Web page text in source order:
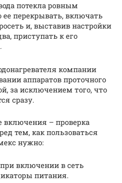
потекла ровным
перекрывать, включать
и, выставив настройки
приступать к его
компании
аппаратов проточного
за исключением того, что
сразу.
– проверка
тем, как пользоваться
нужно:
включении в сеть
питания.